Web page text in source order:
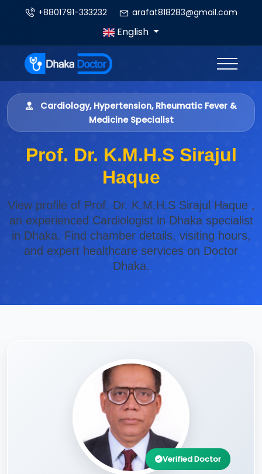
+8801791-333232 arafat818283@gmail.com
English
Cardiology, Hypertension, Rheumatic Fever &
Medicine Specialist
Prof. Dr. K.M.H.S Sirajul
Haque
View profile of Prof. Dr. K.M.H.S Sirajul Haque ,
an experienced Cardiologist in Dhaka specialist
in Dhaka. Find chamber details, visiting hours,
and expert healthcare services on Doctor
Dhaka.
Verified Doctor